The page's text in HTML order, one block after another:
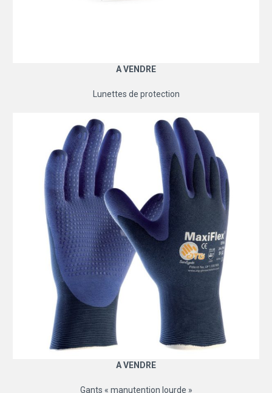
A VENDRE
Lunettes de protection
A VENDRE
Gants « manutention lourde »